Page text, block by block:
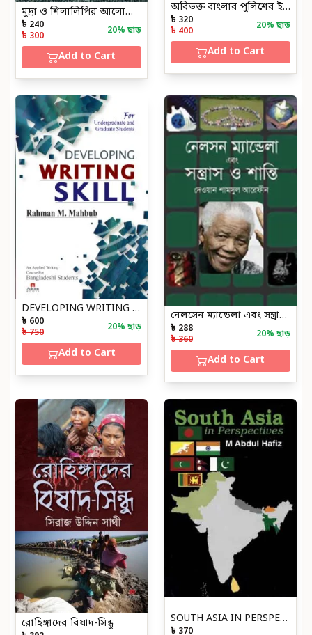
মুদ্রা ও শিলালিপির আলোকে বাংলার হাবশী সুলতান ও তৎকালীন সমাজ
৳ 240
৳ 300
20% ছাড়
Add to Cart
অবিভক্ত বাংলার পুলিশের ইতিহাস
৳ 320
৳ 400
20% ছাড়
Add to Cart
DEVELOPING WRITING SKILL
৳ 600
৳ 750
20% ছাড়
Add to Cart
নেলসেন ম্যান্ডেলা এবং সন্ত্রাস ও শান্তি
৳ 288
৳ 360
20% ছাড়
Add to Cart
রোহিঙ্গাদের বিষাদ-সিন্ধু SOUTH ASIA IN PERSPECTIVES
৳ 370